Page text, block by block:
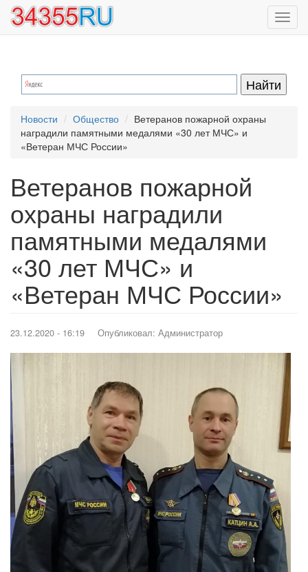
Перейти
основному
Новости Общество
Ветеранов пожарной охраны
наградили памятными медалями «30 лет МЧС» и
«Ветеран МЧС России»
Ветеранов пожарной
охраны наградили
памятными медалями
«30 лет МЧС» и
«Ветеран МЧС России»
23.12.2020 - 16:19 Опубликовал: Администратор
Image